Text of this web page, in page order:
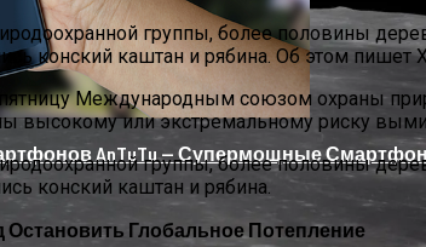
AnTuTu — Супермощные Смартфоны
группы, более половины
конский каштан и рябина. Об этом пишет
Международным союзом охраны
высокому или экстремальному риску
группы, более половины
конский каштан и рябина.
Глобальное Потепление